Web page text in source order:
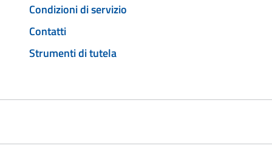
Condizioni di servizio
Contatti
Strumenti di tutela